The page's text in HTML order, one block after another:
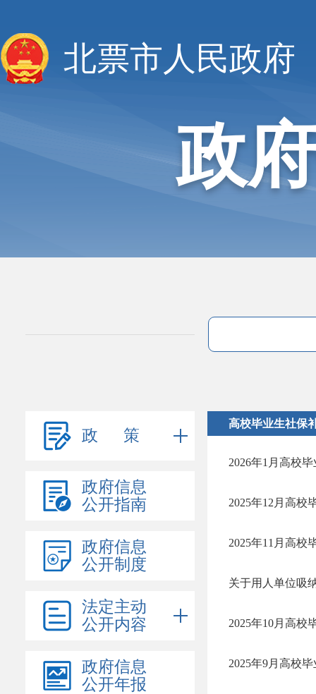
北票市人民政府
政
政 策
政府信息
公开指南
政府信息
公开制度
法定主动
公开内容
政府信息
公开年报
高校毕业生社保
2026年1月高校
2025年12月高校
2025年11月高校
关于用人单位吸
2025年10月高校
2025年9月高校